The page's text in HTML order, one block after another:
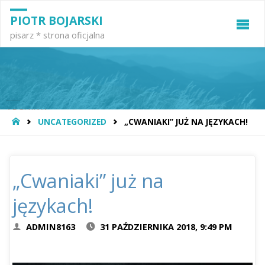
PIOTR BOJARSKI
pisarz * strona oficjalna
ARCHIWA
luty 2021
wrzesień 2020
czerwiec 2020
STRONA
UNCATEGORIZED „CWANIAKI” JUŻ NA JĘZYKACH!
„Cwaniaki” już na
językach!
ADMIN8163 31 PAŹDZIERNIKA 2018, 9:49 PM